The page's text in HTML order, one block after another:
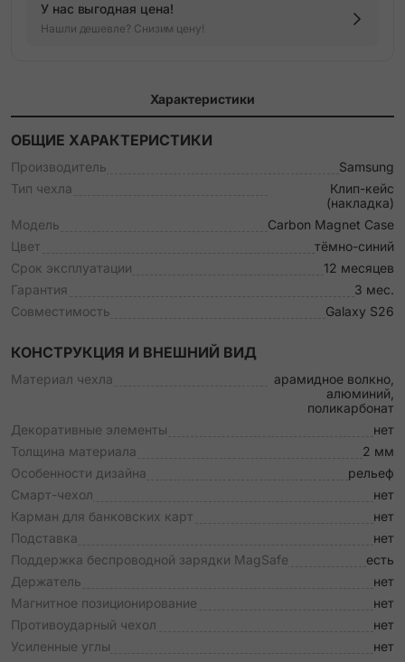
У нас выгодная цена!
Нашли дешевле? Снизим цену!
Характеристики
ОБЩИЕ ХАРАКТЕРИСТИКИ
Производитель
Samsung
Тип чехла
Клип-кейс
(накладка)
Модель
Carbon Magnet Case
Цвет
тёмно-синий
Срок эксплуатации
12 месяцев
Гарантия
3 мес.
Совместимость
Galaxy S26
КОНСТРУКЦИЯ И ВНЕШНИЙ ВИД
Материал чехла
арамидное волкно,
алюминий,
поликарбонат
Декоративные элементы
нет
Толщина материала
2 мм
Особенности дизайна
рельеф
Смарт-чехол
нет
Карман для банковских карт
нет
Подставка
нет
Поддержка беспроводной зарядки MagSafe
есть
Держатель
нет
Магнитное позиционирование
нет
Противоударный чехол
нет
Усиленные углы
нет